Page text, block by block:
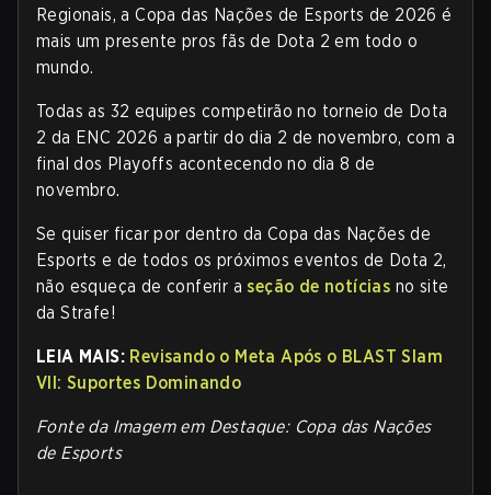
Regionais, a Copa das Nações de Esports de 2026 é
mais um presente pros fãs de Dota 2 em todo o
mundo.
Todas as 32 equipes competirão no torneio de Dota
2 da ENC 2026 a partir do dia 2 de novembro, com a
final dos Playoffs acontecendo no dia 8 de
novembro.
Se quiser ficar por dentro da Copa das Nações de
Esports e de todos os próximos eventos de Dota 2,
não esqueça de conferir aseção de notícias no site
da Strafe!
LEIA MAIS: Revisando o Meta Após o BLAST Slam
VII: Suportes Dominando
Fonte da Imagem em Destaque: Copa das Nações
de Esports